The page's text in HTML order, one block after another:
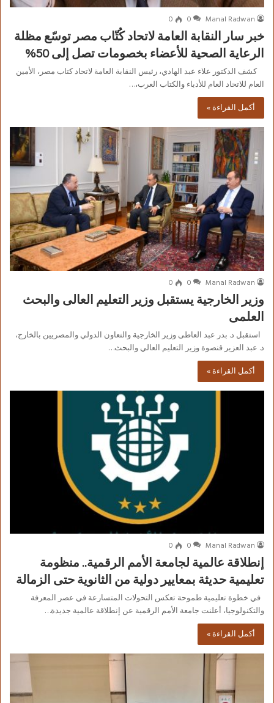
Manal Radwan
0
0
خبر سار النقابة العامة لاتحاد كُتّاب مصر توسّع مظلة
الرعاية الصحية للأعضاء بخصومات تصل إلى 50%
كشف الدكتور علاء عبد الهادي، رئيس النقابة العامة لاتحاد كتاب مصر، الأمين
العام للاتحاد العام للأدباء والكتاب العرب،…
أكمل القراءة »
Manal Radwan
0
0
وزير الخارجية يستقبل وزير التعليم العالى والبحث
العلمى
استقبل د. بدر عبد العاطى وزير الخارجية والتعاون الدولي والمصريين بالخارج،
د. عبد العزير قنصوة وزير التعليم العالي والبحث…
أكمل القراءة »
Manal Radwan
0
0
إنطلاقة عالمية لجامعة الأمم الرقمية.. منظومة
تعليمية حديثة بمعايير دولية من الثانوية حتى الزمالة
في خطوة تعليمية طموحة تعكس التحولات المتسارعة في عصر المعرفة
والتكنولوجيا، أعلنت جامعة الأمم الرقمية عن إنطلاقة عالمية جديدة…
أكمل القراءة »